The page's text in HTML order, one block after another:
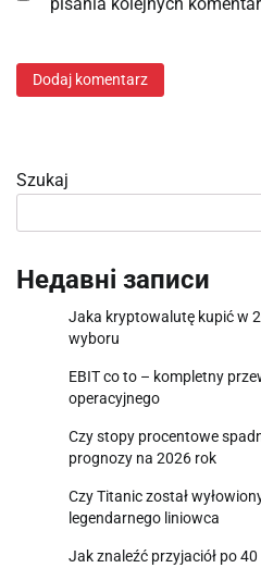
Szukaj
Недавні записи
Jaka kryptowalutę kupić w
wyboru
EBIT co to – kompletny
operacyjnego
Czy stopy procentowe
prognozy na 2026 rok
Czy Titanic został
legendarnego liniowca
Jak znaleźć przyjaciół po